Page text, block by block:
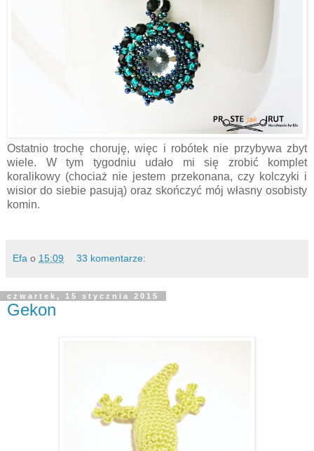
Ostatnio trochę choruję, więc i robótek nie przybywa zbyt
wiele. W tym tygodniu udało mi się zrobić komplet
koralikowy (chociaż nie jestem przekonana, czy kolczyki i
wisior do siebie pasują) oraz skończyć mój własny osobisty
komin.
Efa o 15:09 33 komentarze:
czwartek, 15 stycznia 2015
Gekon